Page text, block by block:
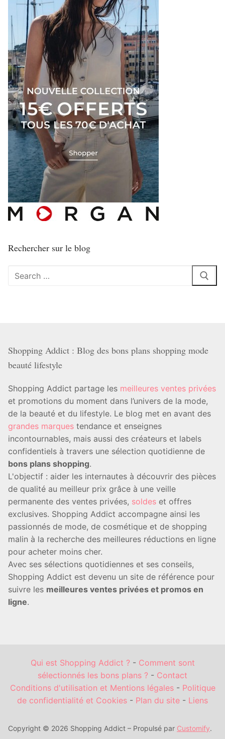
Rechercher sur le blog
Rechercher
Shopping Addict : Blog des bons plans shopping mode
beauté lifestyle
Shopping Addict partage les meilleures ventes privées
et promotions du moment dans l’univers de la mode,
de la beauté et du lifestyle. Le blog met en avant des
grandes marques tendance et enseignes
incontournables, mais aussi des créateurs et labels
confidentiels à travers une sélection quotidienne de
bons plans shopping.
L'objectif : aider les internautes à découvrir des pièces
de qualité au meilleur prix grâce à une veille
permanente des ventes privées, soldes et offres
exclusives. Shopping Addict accompagne ainsi les
passionnés de mode, de cosmétique et de shopping
malin à la recherche des meilleures réductions en ligne
pour acheter moins cher.
Avec ses sélections quotidiennes et ses conseils,
Shopping Addict est devenu un site de référence pour
suivre les meilleures ventes privées et promos en
ligne.
Qui est Shopping Addict ?- Comment sont
sélectionnés les bons plans ? - Contact
Conditions d'utilisation et Mentions légales- Politique
de confidentialité et Cookies - Plan du site - Liens
Copyright © 2026 Shopping Addict – Propulsé par Customify.